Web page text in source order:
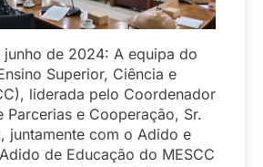
junho de 2024: A equipa do
Superior, Ciência e
liderada pelo Coordenador
Parcerias e Cooperação, Sr.
juntamente com o Adido e
de Educação do MESCC